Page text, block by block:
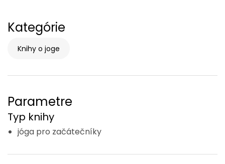
Kategórie
Knihy o joge
Parametre
Typ knihy
jóga pro začátečníky